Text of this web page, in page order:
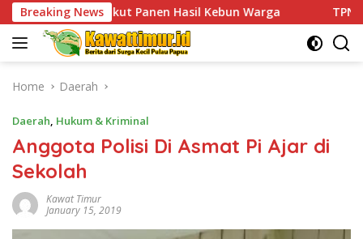
Skip
to
content
Breaking News
Hasil Kebun Warga TPNPB Kodap XVI
Home Daerah
Daerah, Hukum & Kriminal
Anggota Polisi Di Asmat Pi Ajar di
Sekolah
Kawat Timur
January 15, 2019